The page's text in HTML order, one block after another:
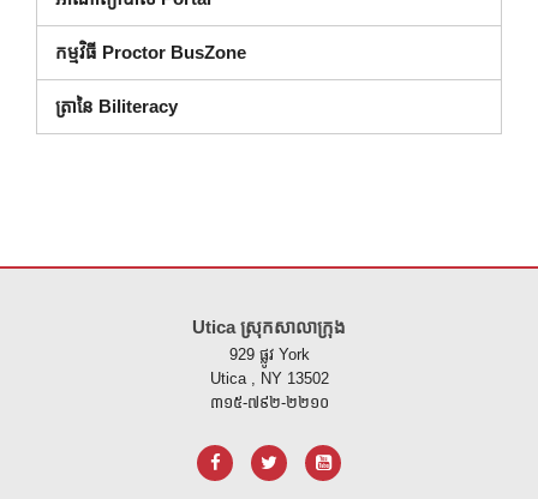
កម្មវិធី Proctor BusZone
ត្រានៃ Biliteracy
Utica ស្រុកសាលាក្រុង
929 ផ្លូវ York
Utica , NY 13502
៣១៥-៧៩២-២២១០